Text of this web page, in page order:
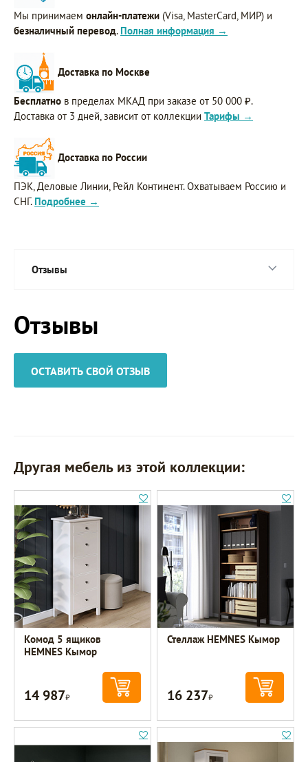
Мы принимаем онлайн-платежи (Visa, MasterCard, МИР) и
безналичный перевод. Полная информация →
Доставка по Москве
Бесплатно в пределах МКАД при заказе от 50 000 ₽.
Доставка от 3 дней, зависит от коллекции Тарифы →
Доставка по России
ПЭК, Деловые Линии, Рейл Континент. Охватываем Россию и
СНГ. Подробнее →
Отзывы
Отзывы
ОСТАВИТЬ СВОЙ ОТЗЫВ
Другая мебель из этой коллекции:
Комод 5 ящиков
HEMNES Кымор
14 987Р
Стеллаж HEMNES Кымор
16 237Р